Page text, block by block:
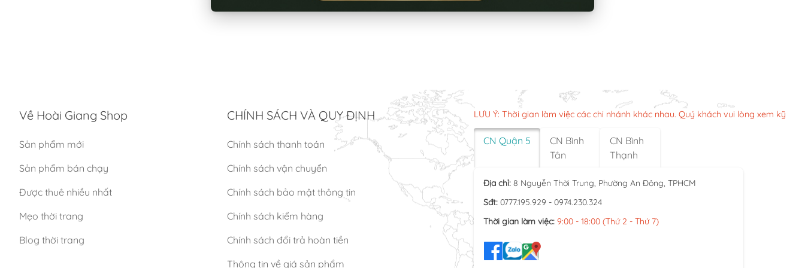
Về Hoài Giang Shop
Sản phẩm mới
Sản phẩm bán chạy
Được thuê nhiều nhất
Mẹo thời trang
Blog thời trang
CHÍNH SÁCH VÀ QUY ĐỊNH
Chính sách thanh toán
Chính sách vận chuyển
Chính sách bảo mật thông tin
Chính sách kiểm hàng
Chính sách đổi trả hoàn tiền
Thông tin về giá sản phẩm
LƯU Ý: Thời gian làm việc các chi nhánh khác nhau. Quý khách vui lòng xem kỹ
CN Quận 5
CN Bình
Tân
CN Bình
Thạnh
Địa chỉ: 8 Nguyễn Thời Trung, Phường An Đông, TPHCM
Sđt: 0777.195.929 - 0974.230.324
Thời gian làm việc: 9:00 - 18:00 (Thứ 2 - Thứ 7)